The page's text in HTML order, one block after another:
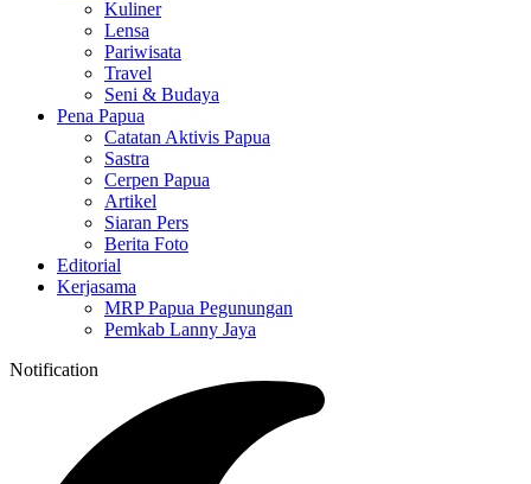
Kuliner
Lensa
Pariwisata
Travel
Seni & Budaya
Pena Papua
Catatan Aktivis Papua
Sastra
Cerpen Papua
Artikel
Siaran Pers
Berita Foto
Editorial
Kerjasama
MRP Papua Pegunungan
Pemkab Lanny Jaya
Notification